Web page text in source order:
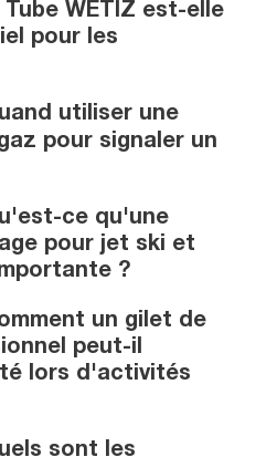
WETIZ est-elle
pour les
utiliser une
pour signaler un
ce qu'une
pour jet ski et
?
un gilet de
peut-il
lors d'activités
sont les